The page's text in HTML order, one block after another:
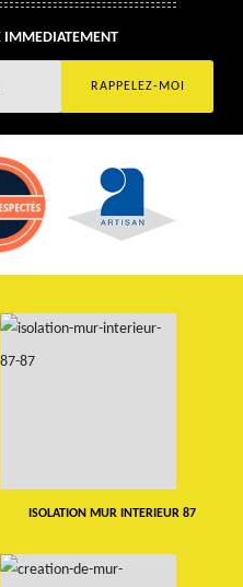
IMMEDIATEMENT
ISOLATION MUR INTERIEUR 87